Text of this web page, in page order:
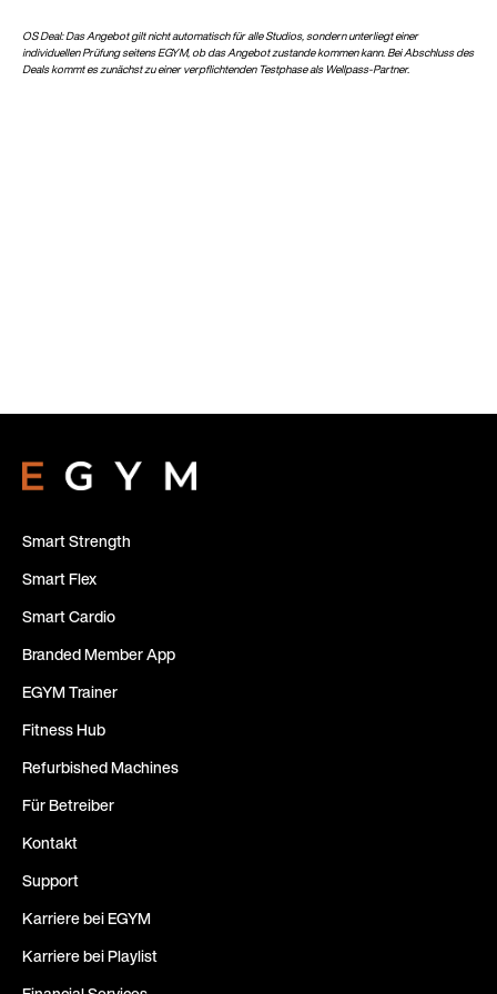
OS Deal: Das Angebot gilt nicht automatisch für alle Studios, sondern unterliegt einer
individuellen Prüfung seitens EGYM, ob das Angebot zustande kommen kann. Bei Abschluss des
Deals kommt es zunächst zu einer verpflichtenden Testphase als Wellpass-Partner.
Smart Strength
Smart Flex
Smart Cardio
Branded Member App
EGYM Trainer
Fitness Hub
Refurbished Machines
Für Betreiber
Kontakt
Support
Karriere bei EGYM
Karriere bei Playlist